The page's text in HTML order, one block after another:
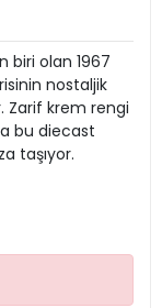
biri olan 1967
nostaljik
Zarif krem rengi
bu diecast
taşıyor.